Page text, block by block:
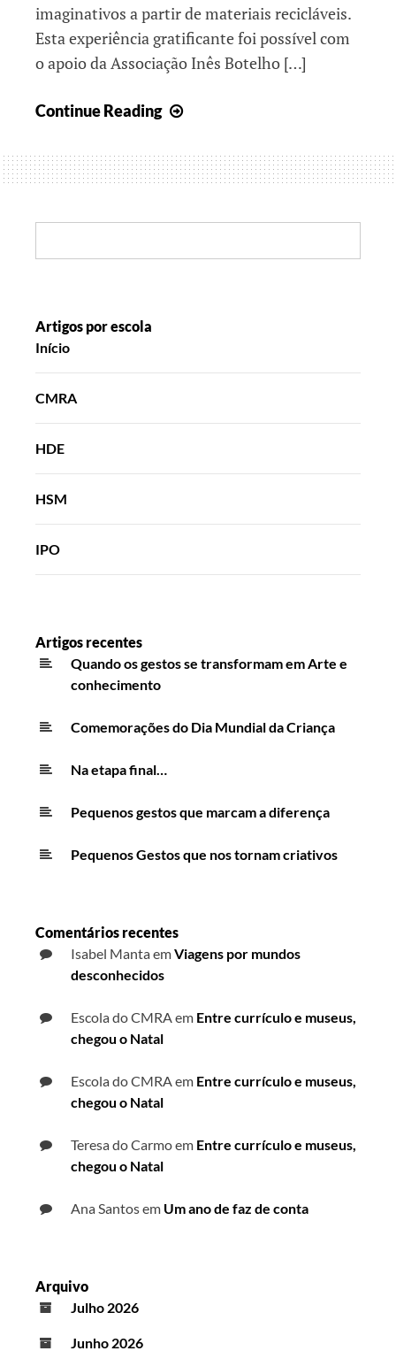
imaginativos a partir de materiais recicláveis.
Esta experiência gratificante foi possível com
o apoio da Associação Inês Botelho […]
Continue Reading
mágica
Artigos por escola
Início
CMRA
HDE
HSM
IPO
Artigos recentes
Quando os gestos se transformam em Arte e
conhecimento
Comemorações do Dia Mundial da Criança
Na etapa final…
Pequenos gestos que marcam a diferença
Pequenos Gestos que nos tornam criativos
Comentários recentes
Isabel MantaemViagens por mundos
desconhecidos
Escola do CMRA em Entre currículo e museus,
chegou o Natal
Escola do CMRA em Entre currículo e museus,
chegou o Natal
Teresa do Carmoem Entre currículo e museus,
chegou o Natal
Ana Santosem Um ano de faz de conta
Arquivo
Julho 2026
Junho 2026